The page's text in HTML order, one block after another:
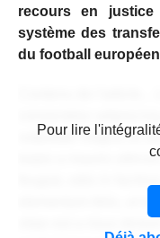
recours en
système des
du football
vulputate magna at,
turpis a mauris
elementum felis, ut
Pour lire